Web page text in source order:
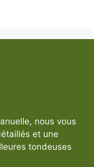
nous vous
et une
tondeuses